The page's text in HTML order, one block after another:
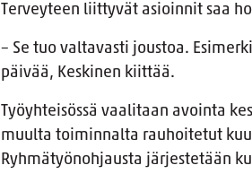
Terveyteen liittyvät asioinnit saa
– Se tuo valtavasti joustoa.
päivää, Keskinen kiittää.
Työyhteisössä vaalitaan avointa
muulta toiminnalta rauhoitetut
Ryhmätyönohjausta järjestetään